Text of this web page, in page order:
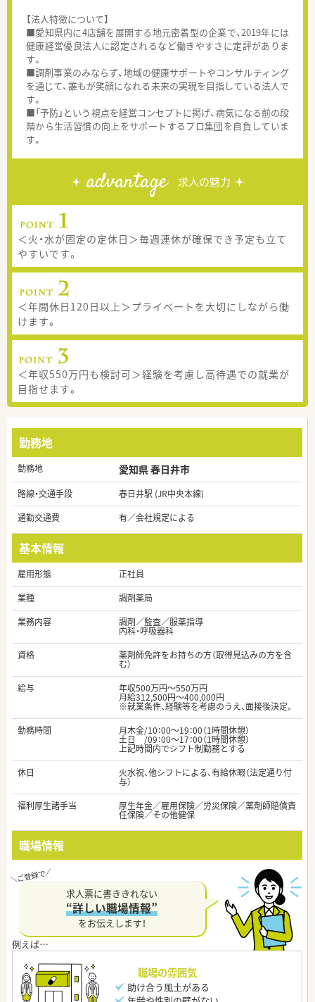
【法人特徴について】
■愛知県内に4店舗を展開する地元密着型の企業で、2019年には
健康経営優良法人に認定されるなど働きやすさに定評がありま
す。
■調剤事業のみならず、地域の健康サポートやコンサルティング
を通じて、誰もが笑顔になれる未来の実現を目指している法人で
す。
■「予防」という視点を経営コンセプトに掲げ、病気になる前の段
階から生活習慣の向上をサポートするプロ集団を自負していま
す。
advantage 求人の魅力
＜火・水が固定の定休日＞毎週連休が確保でき予定も立て
やすいです。
＜年間休日120日以上＞プライベートを大切にしながら働
けます。
＜年収550万円も検討可＞経験を考慮し高待遇での就業が
目指せます。
勤務地
勤務地 愛知県 春日井市
路線・交通手段
春日井駅 (JR中央本線)
通勤交通費
有／会社規定による
基本情報
雇用形態
正社員
業種
調剤薬局
業務内容
調剤／監査／服薬指導
内科・呼吸器科
資格
薬剤師免許をお持ちの方（取得見込みの方を含
む）
給与
年収500万円～550万円
月給312,500円～400,000円
※就業条件、経験等を考慮のうえ、面接後決定。
勤務時間
月木金/10：00～19：00（1時間休憩）
土日 /09：00～17：00（1時間休憩）
上記時間内でシフト制勤務とする
休日
火水祝、他シフトによる、有給休暇（法定通り付
与）
福利厚生諸手当
厚生年金／雇用保険／労災保険／薬剤師賠償責
任保険／その他健保
職場情報
求人票に書ききれない
“詳しい職場情報”
をお伝えします！
職場の雰囲気
助け合う風土がある